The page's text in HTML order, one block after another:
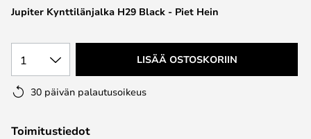
gallery
Jupiter Kynttilänjalka H29 Black - Piet Hein
1 LISÄÄ OSTOSKORIIN
30 päivän palautusoikeus
Toimitustiedot